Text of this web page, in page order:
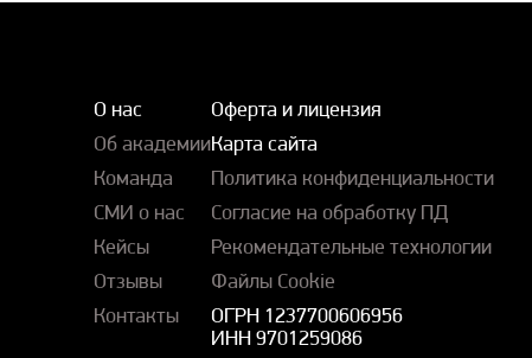
О нас
Об академии
Команда
СМИ о нас
Кейсы
Отзывы
Контакты
Оферта и лицензия
Карта сайта
Политика конфиденциальности
Согласие на обработку ПД
Рекомендательные технологии
Файлы Cookie
ОГРН 1237700606956
ИНН 9701259086